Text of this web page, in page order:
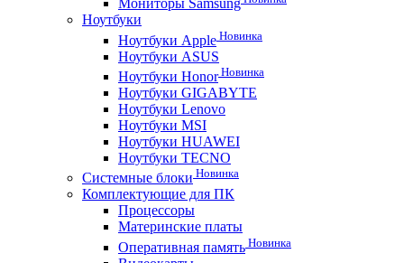
Мониторы Samsung
Ноутбуки
Ноутбуки Apple Новинка
Ноутбуки ASUS
Ноутбуки HonorНовинка
Ноутбуки GIGABYTE
Ноутбуки Lenovo
Ноутбуки MSI
Ноутбуки HUAWEI
Ноутбуки TECNO
Системные блоки Новинка
Комплектующие для ПК
Процессоры
Материнские платы
Оперативная память Новинка